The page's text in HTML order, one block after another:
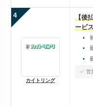
4
カイトリング
【後
ービ
営